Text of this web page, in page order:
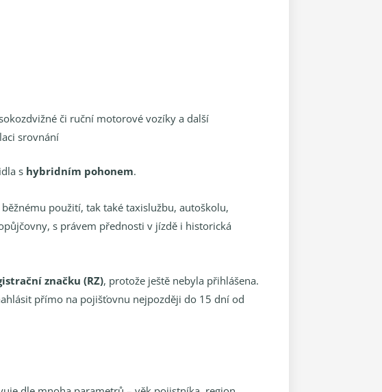
či ruční motorové vozíky a další
srovnání
s hybridním pohonem.
použití, tak také taxislužbu, autoškolu,
s právem přednosti v jízdě i historická
značku (RZ), protože ještě nebyla přihlášena.
přímo na pojišťovnu nejpozději do 15 dní od